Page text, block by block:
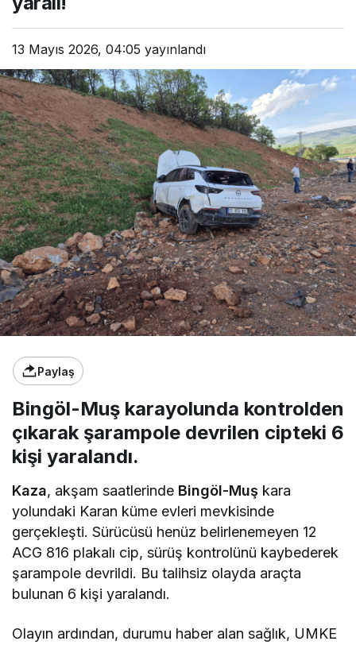
13 Mayıs 2026, 04:05 yayınlandı
Paylaş
Bingöl-Muş karayolunda kontrolden
çıkarak şarampole devrilen cipteki 6
kişi yaralandı.
Kaza, akşam saatlerinde Bingöl-Muş kara
yolundaki Karan küme evleri mevkisinde
gerçekleşti. Sürücüsü henüz belirlenemeyen 12
ACG 816 plakalı cip, sürüş kontrolünü kaybederek
şarampole devrildi. Bu talihsiz olayda araçta
bulunan 6 kişi yaralandı.
Olayın ardından, durumu haber alan sağlık, UMKE